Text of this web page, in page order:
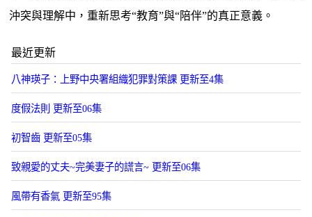
沖突與理解中，重新思考“教育”與“陪伴”的真正意義。
最近更新
八神瑛子：上野中央署組織犯罪對策課 更新至4集
度假法則 更新至06集
初智齒 更新至05集
致親愛的丈夫~完美妻子的謊言~ 更新至06集
風帶有香氣 更新至95集